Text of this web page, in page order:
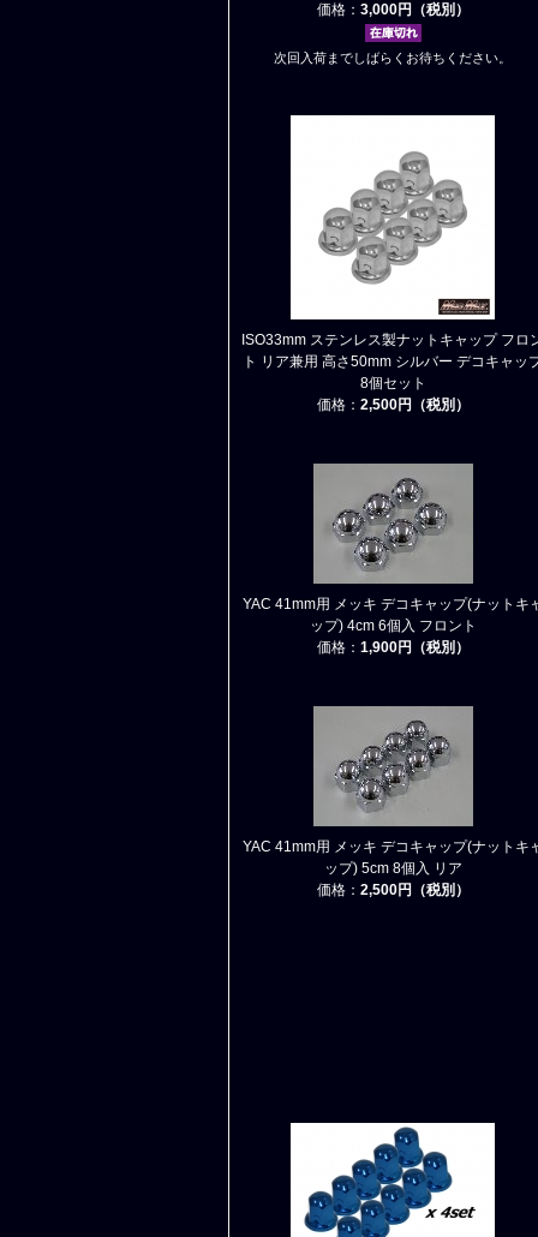
価格： 3,000円（税別）
次回入荷までしばらくお待ちください。
ISO33mm ステンレス製ナットキャップ フロ
ト リア兼用 高さ50mm シルバー デコキャッ
8個セット
価格： 2,500円（税別）
YAC 41mm用 メッキ デコキャップ(ナットキ
ップ) 4cm 6個入 フロント
価格： 1,900円（税別）
YAC 41mm用 メッキ デコキャップ(ナットキ
ップ) 5cm 8個入 リア
価格： 2,500円（税別）